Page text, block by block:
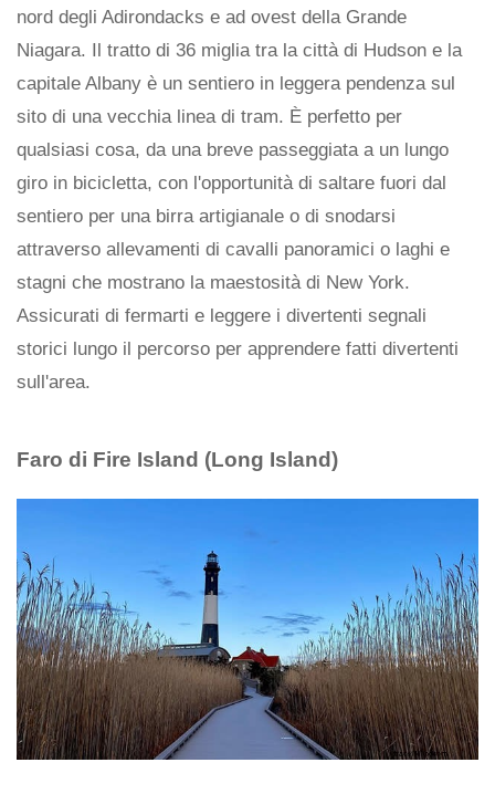
nord degli Adirondacks e ad ovest della Grande
Niagara. Il tratto di 36 miglia tra la città di Hudson e la
capitale Albany è un sentiero in leggera pendenza sul
sito di una vecchia linea di tram. È perfetto per
qualsiasi cosa, da una breve passeggiata a un lungo
giro in bicicletta, con l'opportunità di saltare fuori dal
sentiero per una birra artigianale o di snodarsi
attraverso allevamenti di cavalli panoramici o laghi e
stagni che mostrano la maestosità di New York.
Assicurati di fermarti e leggere i divertenti segnali
storici lungo il percorso per apprendere fatti divertenti
sull'area.
Faro di Fire Island (Long Island)